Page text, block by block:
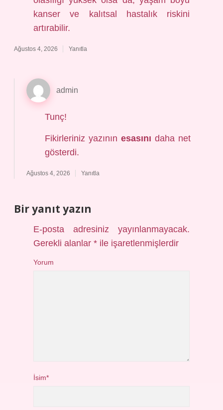
kanser ve kalıtsal hastalık riskini
artırabilir.
Ağustos 4, 2026 Yanıtla
admin
Tunç!
Fikirleriniz yazının esasını daha net
gösterdi.
Ağustos 4, 2026 Yanıtla
Bir yanıt yazın
E-posta adresiniz yayınlanmayacak.
Gerekli alanlar* ile işaretlenmişlerdir
Yorum
İsim*